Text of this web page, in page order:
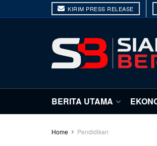
KIRIM PRESS RELEASE
BERITA UTAMA
Home Pendidikan